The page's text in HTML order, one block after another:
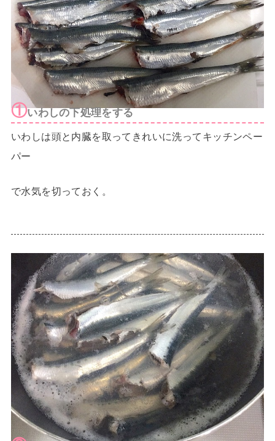
①いわしの下処理をする
いわしは頭と内臓を取ってきれいに洗ってキッチンペー
パー
で水気を切っておく。